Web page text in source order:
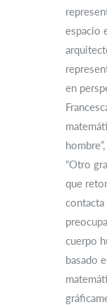
espacio
en
“Otro
que
contacta
cuerpo
basado